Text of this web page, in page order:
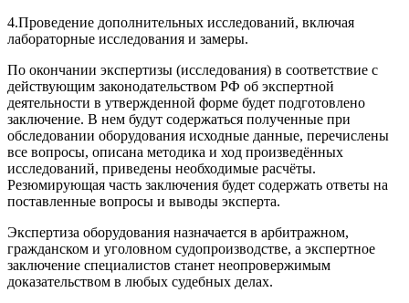
4.Проведение дополнительных исследований, включая
лабораторные исследования и замеры.
По окончании экспертизы (исследования) в соответствие с
действующим законодательством РФ об экспертной
деятельности в утвержденной форме будет подготовлено
заключение. В нем будут содержаться полученные при
обследовании оборудования исходные данные, перечислены
все вопросы, описана методика и ход произведённых
исследований, приведены необходимые расчёты.
Резюмирующая часть заключения будет содержать ответы на
поставленные вопросы и выводы эксперта.
Экспертиза оборудования назначается в арбитражном,
гражданском и уголовном судопроизводстве, а экспертное
заключение специалистов станет неопровержимым
доказательством в любых судебных делах.